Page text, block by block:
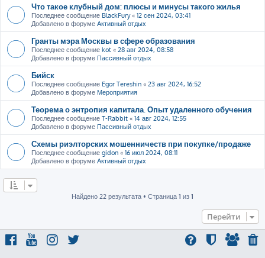
Что такое клубный дом: плюсы и минусы такого жилья
Последнее сообщение BlackFury« 12 сен 2024, 03:41
Добавлено в форуме Активный отдых
Гранты мэра Москвы в сфере образования
Последнее сообщение kot « 28 авг 2024, 08:58
Добавлено в форуме Пассивный отдых
Бийск
Последнее сообщение Egor Tereshin « 23 авг 2024, 16:52
Добавлено в форуме Мероприятия
Теорема о энтропия капитала. Опыт удаленного обучения
Последнее сообщение T-Rabbit « 14 авг 2024, 12:55
Добавлено в форуме Пассивный отдых
Схемы риэлторских мошенничеств при покупке/продаже
Последнее сообщение gidon « 16 июл 2024, 08:11
Добавлено в форуме Активный отдых
Найдено 22 результата • Страница 1 из 1
Перейти